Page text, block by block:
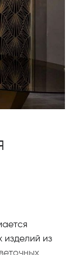
изделий из